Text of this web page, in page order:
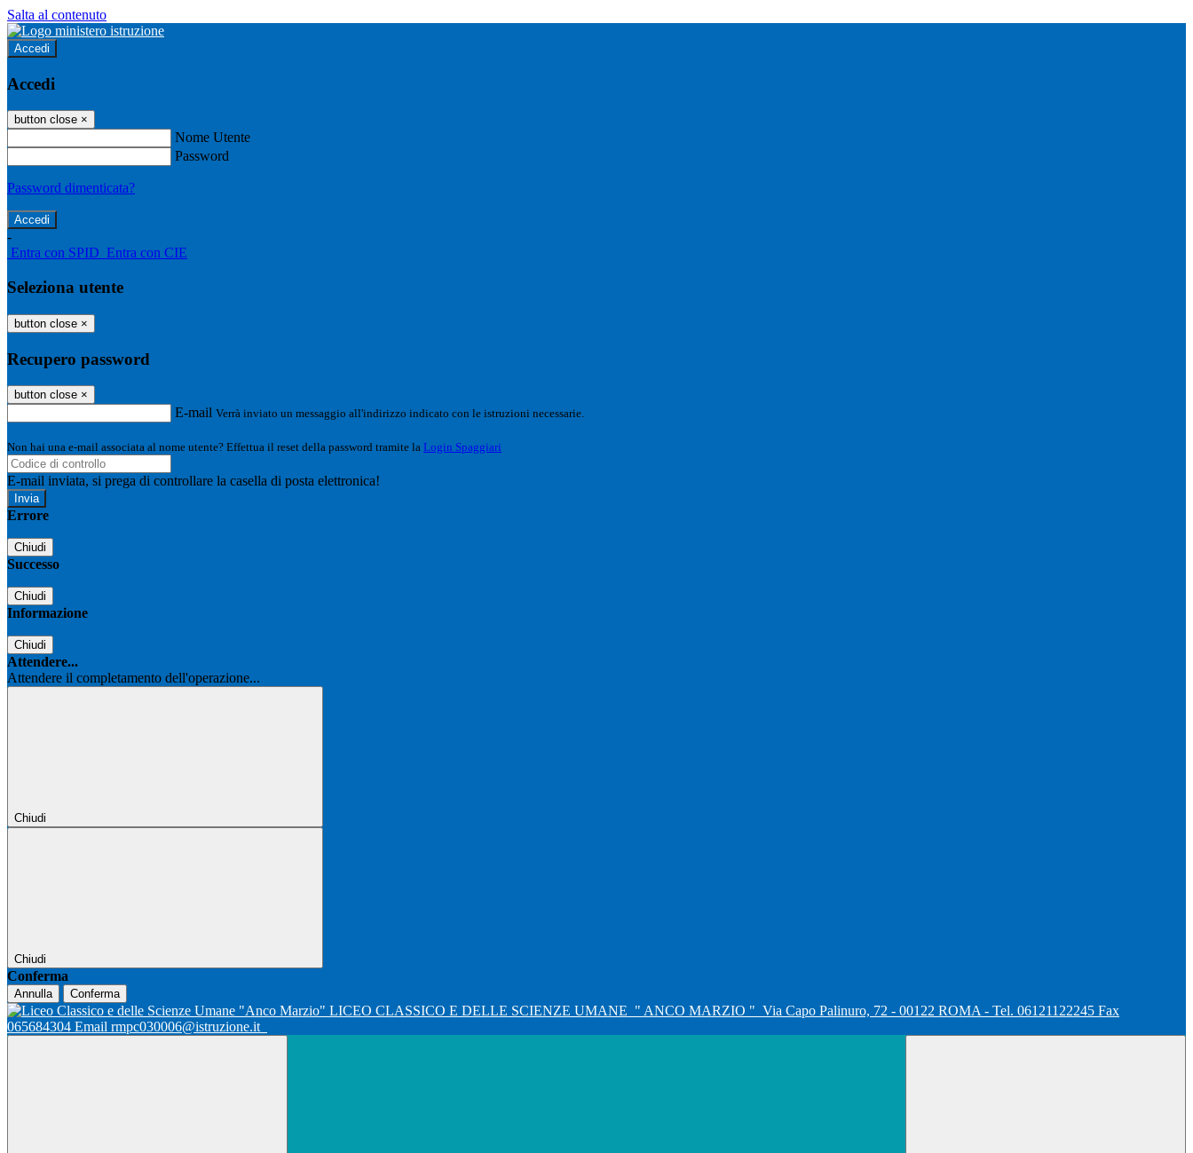
Salta al contenuto
Accedi
Accedi
button close ×
Nome Utente
Password
Password dimenticata?
-
Entra con SPID Entra con CIE
Seleziona utente
button close ×
Recupero password
button close ×
E-mail Verrà inviato un messaggio all'indirizzo indicato con le istruzioni necessarie.
Non hai una e-mail associata al nome utente? Effettua il reset della password tramite la Login Spaggiari
E-mail inviata, si prega di controllare la casella di posta elettronica!
Errore
Chiudi
Successo
Chiudi
Informazione
Chiudi
Attendere...
Attendere il completamento dell'operazione...
Chiudi
Chiudi
Conferma
Annulla Conferma
LICEO CLASSICO E DELLE SCIENZE UMANE " ANCO MARZIO " Via Capo Palinuro, 72 - 00122 ROMA - Tel. 06121122245 Fax
065684304 Email rmpc030006@istruzione.it